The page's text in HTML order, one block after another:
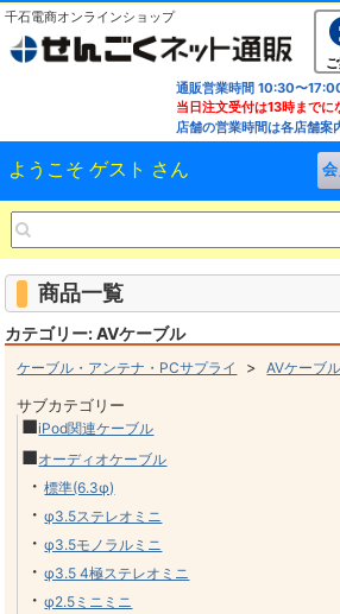
千石電商オンラインショップ
通販営業時間 10:30〜
当日注文受付は13時までに
店舗の営業時間は各店舗案
ようこそ ゲスト さん
商品一覧
カテゴリー: AVケーブル
ケーブル・アンテナ・PCサプライ >AVケーブル
サブカテゴリー
■iPod関連ケーブル
■オーディオケーブル
・標準(6.3φ)
・φ3.5ステレオミニ
・φ3.5モノラルミニ
・φ3.5 4極ステレオミニ
・φ2.5ミニミニ